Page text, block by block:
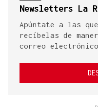
Newsletters La
Apúntate a las
recíbelas de
correo electrónico